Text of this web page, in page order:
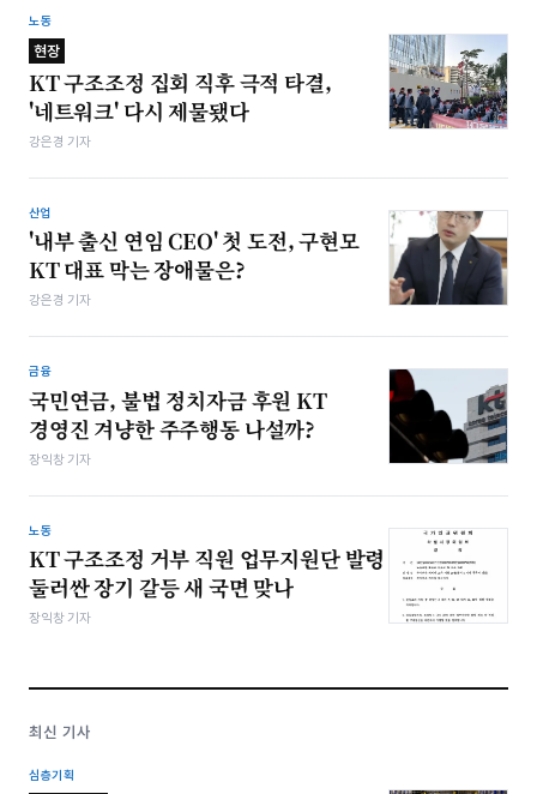
노동
현장
KT 구조조정 집회 직후 극적 타결,
'네트워크' 다시 제물됐다
강은경 기자
산업
'내부 출신 연임 CEO' 첫 도전, 구현모
KT 대표 막는 장애물은?
강은경 기자
금융
국민연금, 불법 정치자금 후원 KT
경영진 겨냥한 주주행동 나설까?
장익창 기자
노동
KT 구조조정 거부 직원 업무지원단 발령
둘러싼 장기 갈등 새 국면 맞나
장익창 기자
최신 기사
심층기획